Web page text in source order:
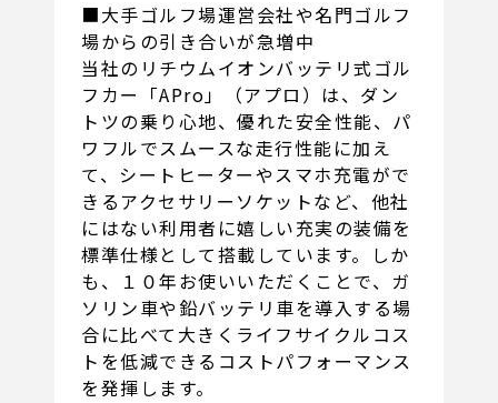
■大手ゴルフ場運営会社や名門ゴルフ
場からの引き合いが急増中
当社のリチウムイオンバッテリ式ゴル
フカー「APro」（アプロ）は、ダン
トツの乗り心地、優れた安全性能、パ
ワフルでスムースな走行性能に加え
て、シートヒーターやスマホ充電がで
きるアクセサリーソケットなど、他社
にはない利用者に嬉しい充実の装備を
標準仕様として搭載しています。しか
も、１０年お使いいただくことで、ガ
ソリン車や鉛バッテリ車を導入する場
合に比べて大きくライフサイクルコス
トを低減できるコストパフォーマンス
を発揮します。